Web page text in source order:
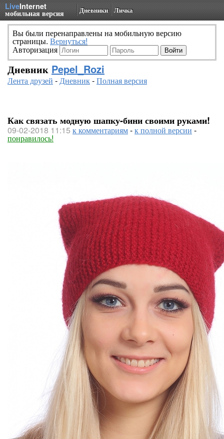
LiveInternet
мобильная версия Дневники Личка
Вы были перенаправлены на мобильную версию
страницы. Вернуться!
Авторизация
Дневник Pepel_Rozi
Лента друзей -Дневник-Полная версия
Как связать модную шапку-бини своими руками!
09-02-2018 11:15 к комментариям-к полной версии -
понравилось!